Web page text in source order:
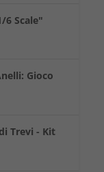
6 Scale"
Gioco
Trevi - Kit